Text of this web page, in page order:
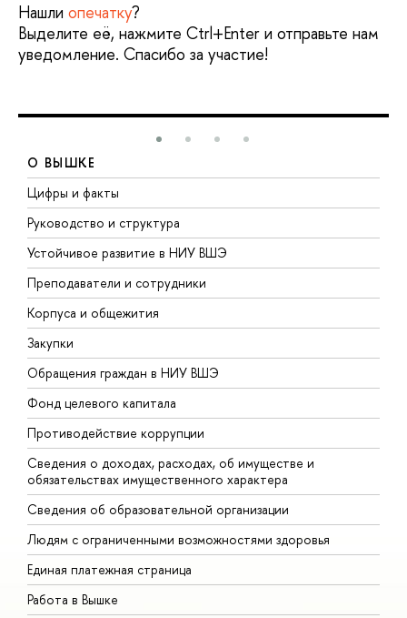
Нашли опечатку?
Выделите её, нажмите Ctrl+Enter и отправьте нам
уведомление. Спасибо за участие!
О ВЫШКЕ
Цифры и факты
Руководство и структура
Устойчивое развитие в НИУ ВШЭ
Преподаватели и сотрудники
Корпуса и общежития
Закупки
Обращения граждан в НИУ ВШЭ
Фонд целевого капитала
Противодействие коррупции
Сведения о доходах, расходах, об имуществе и
обязательствах имущественного характера
Сведения об образовательной организации
Людям с ограниченными возможностями здоровья
Единая платежная страница
Работа в Вышке